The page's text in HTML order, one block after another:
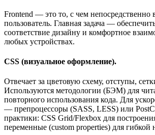
Frontend — это то, с чем непосредственно
пользователь. Главная задача —
соответствие дизайну и комфортное
любых устройствах.
CSS (визуальное оформление).
Отвечает за цветовую схему, отступы,
Используются методологии (БЭМ) для
повторного использования кода. Для
— препроцессоры (SASS, LESS) или
практики: CSS Grid/Flexbox для
переменные (custom properties) для гибкой